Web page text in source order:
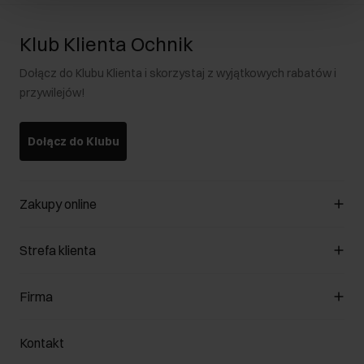
Klub Klienta Ochnik
Dołącz do Klubu Klienta i skorzystaj z wyjątkowych rabatów i
przywilejów!
Dołącz do Klubu
Zakupy online
Zarządzaj cookies
Formy płatności
Jak dokonać zwrotu?
Strefa klienta
Klub Klienta
Zwróć produkty
Firma
O nas
Kontakt